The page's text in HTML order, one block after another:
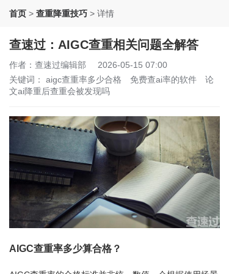
首页 > 查重降重技巧 > 详情
查速过：AIGC查重相关问题全解答
作者：查速过编辑部
2026-05-15 07:00
关键词： aigc查重率多少合格 免费查ai率的软件
论
文ai降重后查重会被发现吗
AIGC查重率多少算合格？